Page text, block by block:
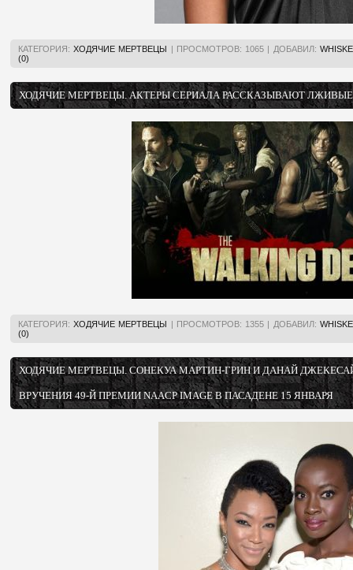
КАТЕГОРИЯ: ХОДЯЧИЕ МЕРТВЕЦЫ | ПРОСМОТРОВ: 1065 | ДОБАВИЛ:
(0)
ХОДЯЧИЕ МЕРТВЕЦЫ. АКТЕРЫ СЕРИАЛА РАССКАЗЫВАЮТ
КАТЕГОРИЯ: ХОДЯЧИЕ МЕРТВЕЦЫ | ПРОСМОТРОВ: 1355 | ДОБАВИЛ:
(0)
ХОДЯЧИЕ МЕРТВЕЦЫ. СОНЕКУА МАРТИН-ГРИН И ДАНАЙ
ВРУЧЕНИЯ 49-Й ПРЕМИИ NAACP IMAGE В ПАСАДЕНЕ 15 ЯНВАРЯ